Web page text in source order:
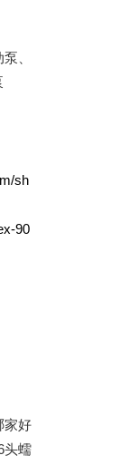
、
sh
90
家好
头蠕